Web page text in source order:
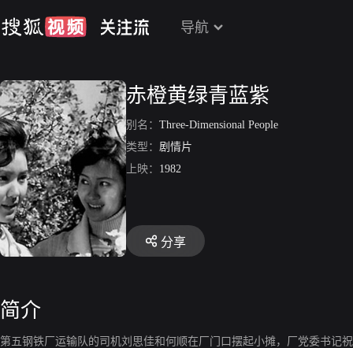
导航
赤橙黄绿青蓝紫
别名： Three-Dimensional People
类型： 剧情片
上映： 1982
分享
简介
第五钢铁厂运输队的司机刘思佳和何顺在厂门口摆起小摊，厂党委书记